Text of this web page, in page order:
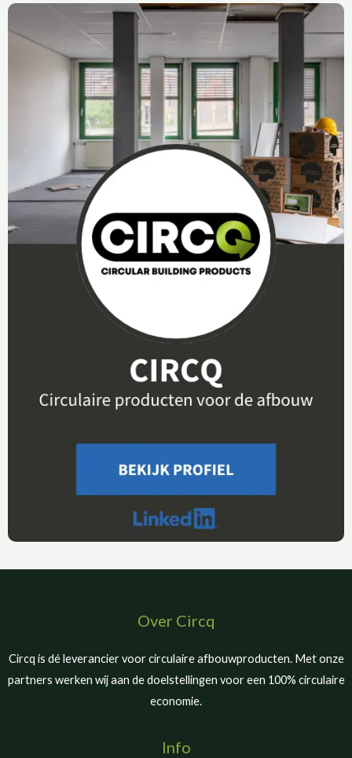
Over Circq
Circq is dé leverancier voor circulaire afbouwproducten. Met onze
partners werken wij aan de doelstellingen voor een 100% circulaire
economie.
Info